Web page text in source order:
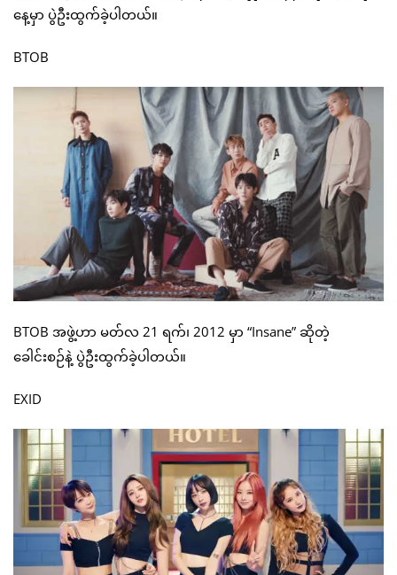
နေ့မှာ ပွဲဦးထွက်ခဲ့ပါတယ်။
BTOB
BTOB အဖွဲ့ဟာ မတ်လ 21 ရက်၊ 2012 မှာ “Insane” ဆိုတဲ့
ခေါင်းစဉ်နဲ့ ပွဲဦးထွက်ခဲ့ပါတယ်။
EXID